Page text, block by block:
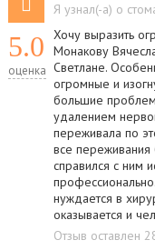
5.0
оценка
Я узнал(-а) о
Хочу выразить
Монакову
Светлане.
огромные и
большие
удалением
переживала по
все переживания
справился с ним
нуждается в
оказывается и
Отзыв оставлен